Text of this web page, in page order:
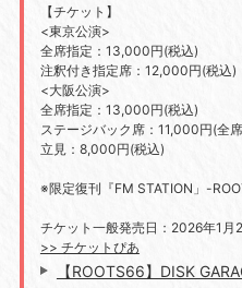
【チケット】
<東京公演>
全席指定：13,000円(税込)
注釈付き指定席：12,000円(税込)
<大阪公演>
全席指定：13,000円(税込)
ステージバック席：11,000円(全
立見：8,000円(税込)
※限定復刊『FM STATION」-
チケット一般発売日：2026年1月
>> チケットぴあ
【ROOTS66】DISK